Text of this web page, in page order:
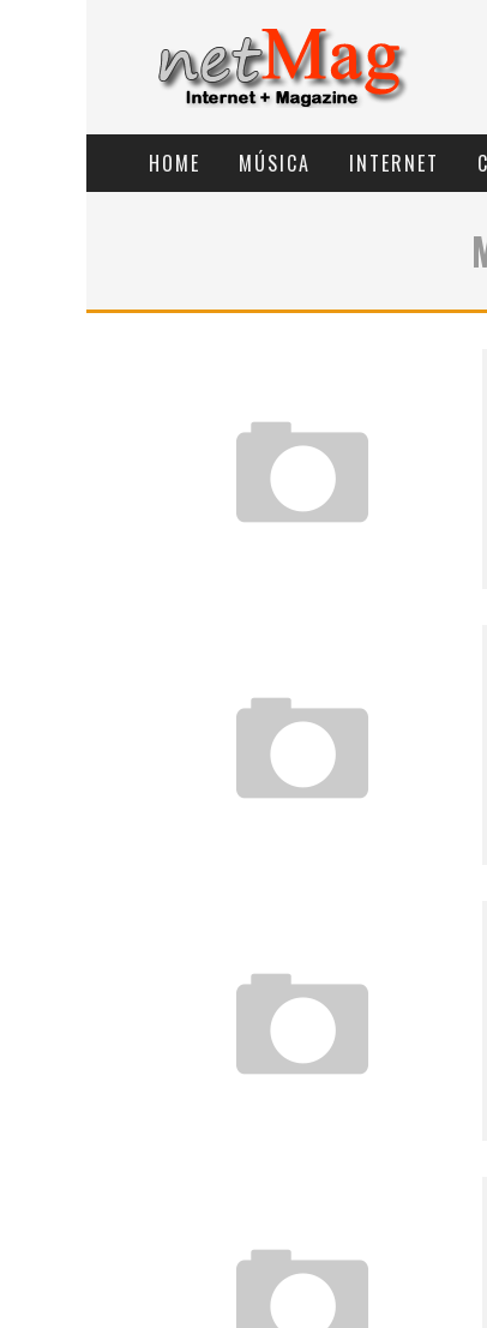
HOME MÚSICA INTERNET